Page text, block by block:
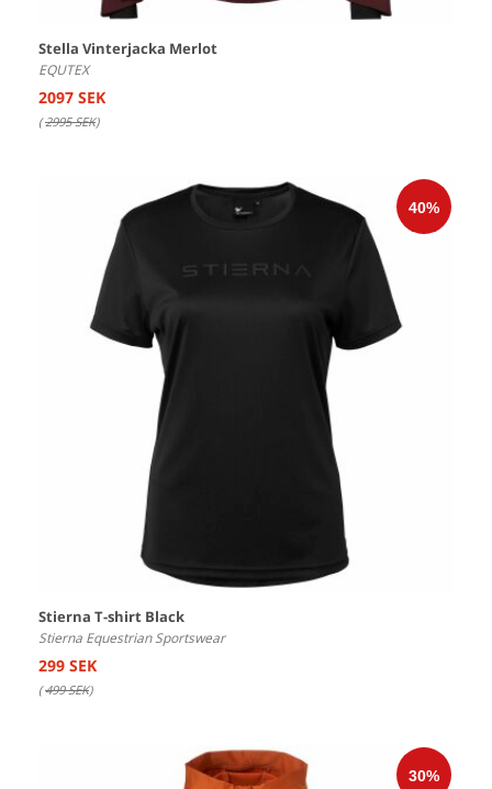
Stella Vinterjacka Merlot
EQUTEX
2097 SEK
(2995 SEK)
Stierna T-shirt Black
Stierna Equestrian Sportswear
299 SEK
(499 SEK)